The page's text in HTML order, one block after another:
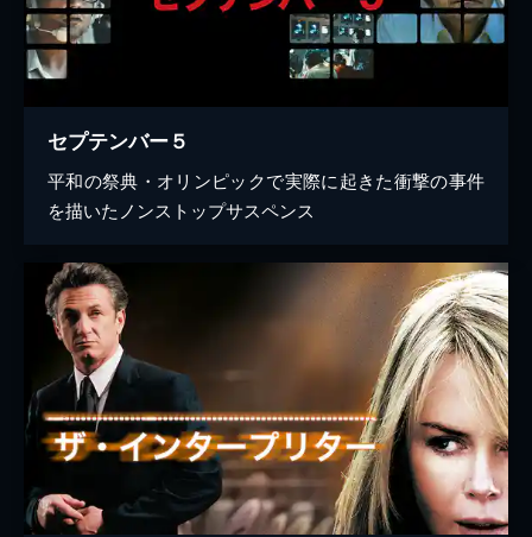
セプテンバー５
平和の祭典・オリンピックで実際に起きた衝撃の事件
を描いたノンストップサスペンス